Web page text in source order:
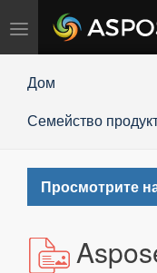
Переключить
навигацию
Дом
Семейство
Просмотрите